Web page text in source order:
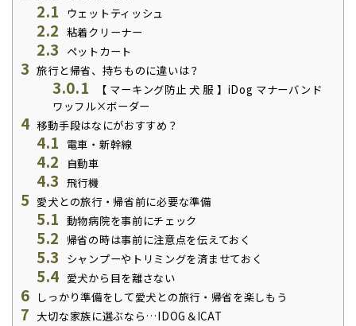
2.1 ウェットティッシュ
2.2 粘着クリーナー
2.3 ペットカート
3 旅行と帰省、持ちものに違いは？
3.0.1
【 マーキング防止 犬 服 】iDog マナーバンド
ワッフル×ボーダー
4 移動手段はなにがおすすめ？
4.1 電車・新幹線
4.2 自動車
4.3 飛行機
5 愛犬との旅行・帰省前に必要な準備
5.1 動物病院を事前にチェック
5.2 帰省の時は事前に注意点を伝えておく
5.3 シャンプーやトリミングを済ませておく
5.4 愛犬から目を離さない
6 しっかり準備をして愛犬との旅行・帰省を楽しもう
7 大切な家族に選ぶなら…IDOG＆ICAT